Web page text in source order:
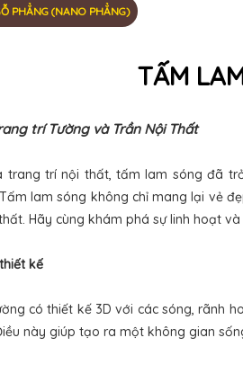
PHẲNG (NANO PHẲNG)
TẤM
trí Tường và Trần Nội Thất
trang trí nội thất, tấm lam sóng đã
lam sóng không chỉ mang lại vẻ
Hãy cùng khám phá sự linh hoạt
kế
có thiết kế 3D với các sóng, rãnh
này giúp tạo ra một không gian